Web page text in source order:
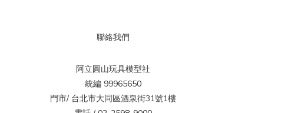
聯絡我們
阿立圓山玩具模型社
統編 99965650
門市/ 台北市大同區酒泉街31號1樓